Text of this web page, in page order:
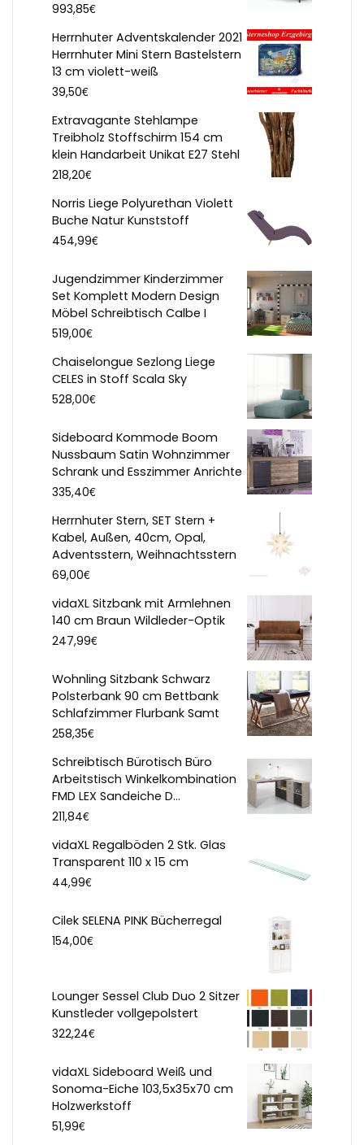
993,85€
Herrnhuter Adventskalender 2021
Herrnhuter Mini Stern Bastelstern
13 cm violett-weiß
39,50€
Extravagante Stehlampe
Treibholz Stoffschirm 154 cm
klein Handarbeit Unikat E27 Stehl
218,20€
Norris Liege Polyurethan Violett
Buche Natur Kunststoff
454,99€
Jugendzimmer Kinderzimmer
Set Komplett Modern Design
Möbel Schreibtisch Calbe I
519,00€
Chaiselongue Sezlong Liege
CELES in Stoff Scala Sky
528,00€
Sideboard Kommode Boom
Nussbaum Satin Wohnzimmer
Schrank und Esszimmer Anrichte
335,40€
Herrnhuter Stern, SET Stern +
Kabel, Außen, 40cm, Opal,
Adventsstern, Weihnachtsstern
69,00€
vidaXL Sitzbank mit Armlehnen
140 cm Braun Wildleder-Optik
247,99€
Wohnling Sitzbank Schwarz
Polsterbank 90 cm Bettbank
Schlafzimmer Flurbank Samt
258,35€
Schreibtisch Bürotisch Büro
Arbeitstisch Winkelkombination
FMD LEX Sandeiche D...
211,84€
vidaXL Regalböden 2 Stk. Glas
Transparent 110 x 15 cm
44,99€
Cilek SELENA PINK Bücherregal
154,00€
Lounger Sessel Club Duo 2 Sitzer
Kunstleder vollgepolstert
322,24€
vidaXL Sideboard Weiß und
Sonoma-Eiche 103,5x35x70 cm
Holzwerkstoff
51,99€